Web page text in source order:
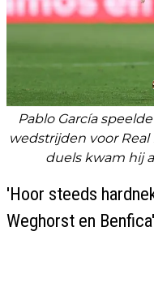
Pablo García
wedstrijden voor
duels kwam hij
'Hoor steeds
Weghorst en Benfica'